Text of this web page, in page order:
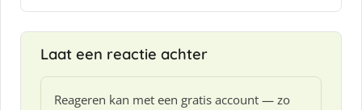
Laat een reactie achter
Reageren kan met een gratis account — zo